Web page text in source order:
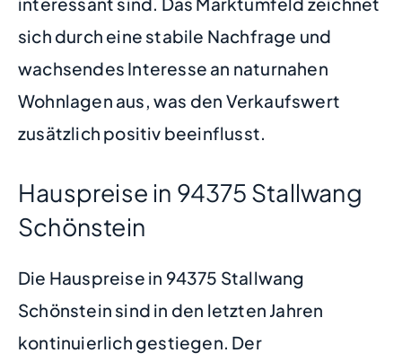
sich durch eine stabile Nachfrage und
wachsendes Interesse an naturnahen
Wohnlagen aus, was den Verkaufswert
zusätzlich positiv beeinflusst.
Hauspreise in 94375 Stallwang
Schönstein
Die Hauspreise in 94375 Stallwang
Schönstein sind in den letzten Jahren
kontinuierlich gestiegen. Der